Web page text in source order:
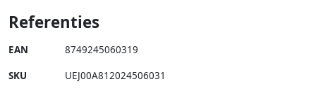
Referenties
EAN 8749245060319
SKU UEJ00A812024506031